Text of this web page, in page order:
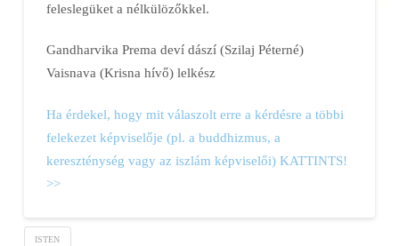
feleslegüket a nélkülözőkkel.
Gandharvika Prema deví dászí (Szilaj Péterné)
Vaisnava (Krisna hívő) lelkész
Ha érdekel, hogy mit válaszolt erre a kérdésre a többi
felekezet képviselője (pl. a buddhizmus, a
kereszténység vagy az iszlám képviselői) KATTINTS!
>>
ISTEN